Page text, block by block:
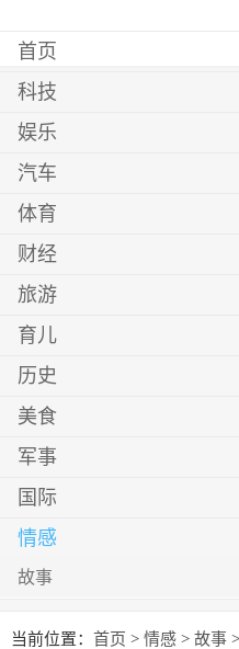
首页
科技
娱乐
汽车
体育
财经
旅游
育儿
历史
美食
军事
国际
情感
故事
当前位置： 首页 > 情感 > 故事 >